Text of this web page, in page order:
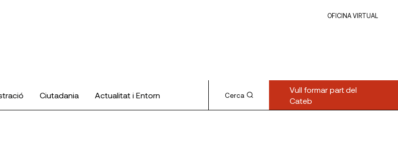
OFICINA VIRTUAL
Ciutadania Actualitat i Entorn Cerca
Vull formar part del
Cateb